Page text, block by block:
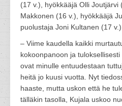
(17 v.), hyökkääjä Olli Joutjärvi
Makkonen (16 v.), hyökkääjä
puolustaja Joni Kultanen (17 v.).
– Viime kaudella kaikki
kokoonpanoon ja
ovat minulle entuudestaan
heitä jo kuusi vuotta. Nyt
haaste, mutta uskon että he
tälläkin tasolla, Kujala uskoo